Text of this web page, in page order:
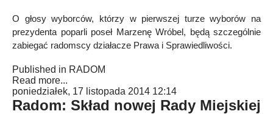
O głosy wyborców, którzy w pierwszej turze wyborów na
prezydenta poparli poseł Marzenę Wróbel, będą szczególnie
zabiegać radomscy działacze Prawa i Sprawiedliwości.
Published in RADOM
Read more...
poniedziałek, 17 listopada 2014 12:14
Radom: Skład nowej Rady Miejskiej